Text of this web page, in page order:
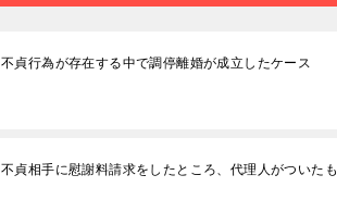
不貞行為が存在する中で調停離婚が成立したケース
不貞相手に慰謝料請求をしたところ、代理人がついた